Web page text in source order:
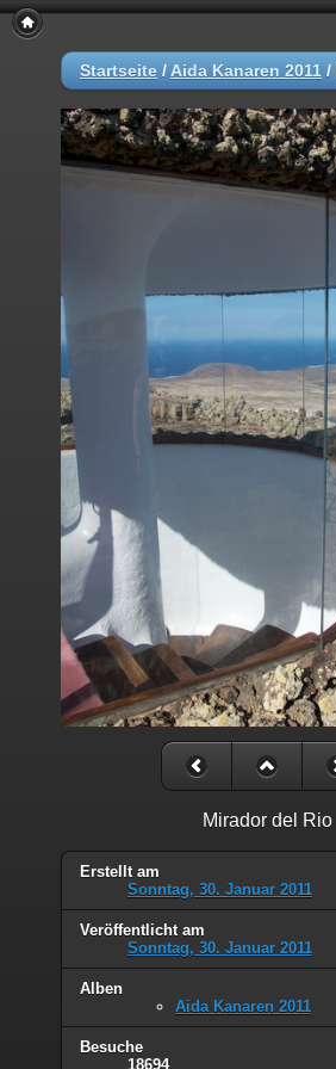
Startseite / Aida Kanaren 2011 /
Mirador del Rio
Erstellt am
Sonntag, 30. Januar 2011
Veröffentlicht am
Sonntag, 30. Januar 2011
Alben
Aida Kanaren 2011
Besuche
18694